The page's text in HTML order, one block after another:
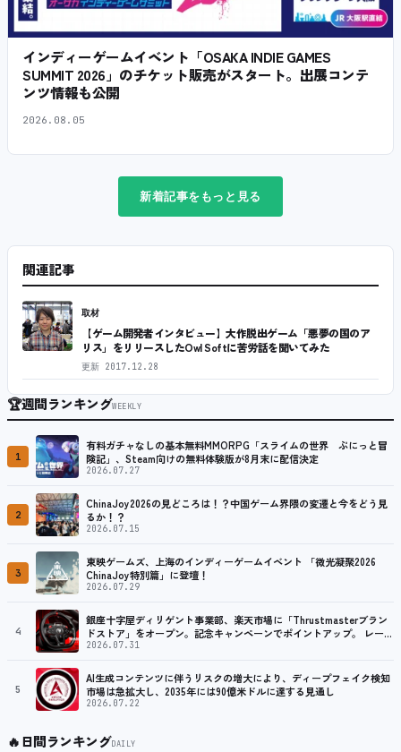
インディーゲームイベント「OSAKA INDIE GAMES
SUMMIT 2026」のチケット販売がスタート。出展コンテ
ンツ情報も公開
2026.08.05
新着記事をもっと見る
関連記事
取材
【ゲーム開発者インタビュー】大作脱出ゲーム「悪夢の国のア
リス」をリリースしたOwl Softに苦労話を聞いてみた
更新 2017.12.28
🏆週間ランキングWEEKLY
1
有料ガチャなしの基本無料MMORPG「スライムの世界 ぷにっと冒
険記」、Steam向けの無料体験版が8月末に配信決定
2026.07.27
2
ChinaJoy2026の見どころは！？中国ゲーム界隈の変遷と今をどう見
るか！？
2026.07.15
3
東映ゲームズ、上海のインディーゲームイベント 「微光凝聚2026
ChinaJoy特別篇」に登壇！
2026.07.29
4
銀座十字屋ディリゲント事業部、楽天市場に「Thrustmasterブラン
ドストア」をオープン。記念キャンペーンでポイントアップ。 レーシ
ング／フライトシム向けコントローラーを中心に、幅広くラインナッ
2026.07.31
5
AI生成コンテンツに伴うリスクの増大により、ディープフェイク検知
市場は急拡大し、2035年には90億米ドルに達する見通し
2026.07.22
🔥日間ランキングDAILY